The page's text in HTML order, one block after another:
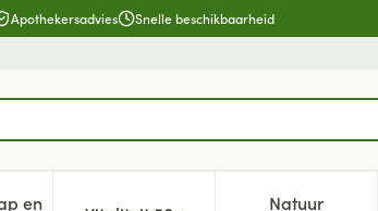
Apothekersadvies Snelle beschikbaarheid
en
Natuur